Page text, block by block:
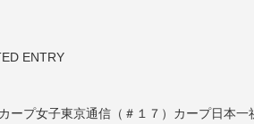
ープ女子東京通信（＃１７）カープ日本一